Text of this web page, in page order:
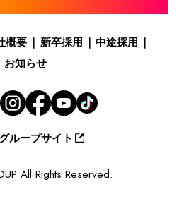
概要 新卒採用
中途採用
お知らせ
ループサイト
All Rights Reserved.